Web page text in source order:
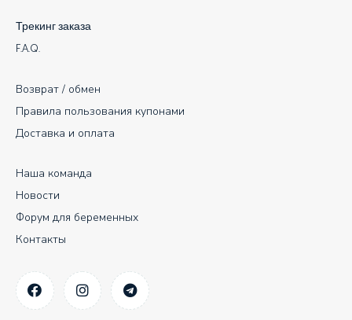
Наша команда
Новости
Форум для беременных
Контакты
Возврат / обмен
Правила пользования купонами
Доставка и оплата
Трекинг заказа
F.A.Q.